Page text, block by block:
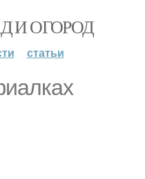
И ОГОРОД
статьи